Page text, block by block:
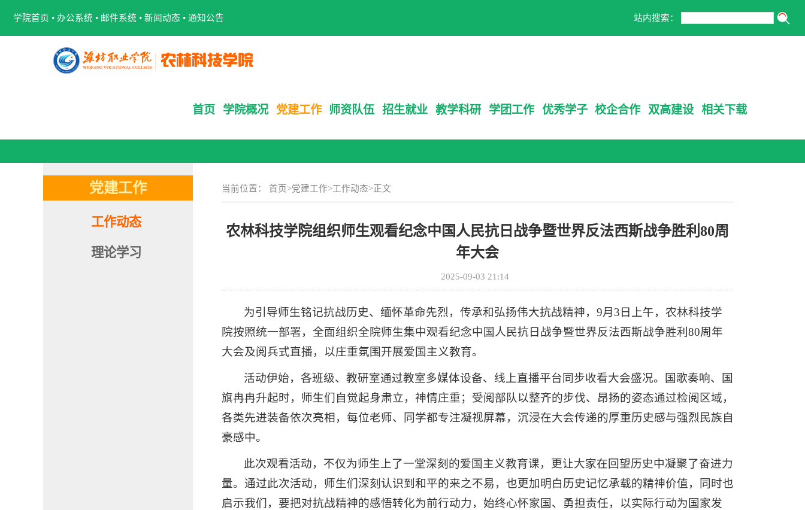
学院首页 • 办公系统 • 邮件系统 • 新闻动态 • 通知公告 站内搜索：
首页 学院概况 党建工作 师资队伍 招生就业 教学科研 学团工作 优秀学子 校企合作 双高建设 相关下载
党建工作
工作动态
理论学习
当前位置： 首页>党建工作>工作动态>正文
农林科技学院组织师生观看纪念中国人民抗日战争暨世界反法西斯战争胜利80周
年大会
2025-09-03 21:14
为引导师生铭记抗战历史、缅怀革命先烈，传承和弘扬伟大抗战精神，9月3日上午，农林科技学
院按照统一部署，全面组织全院师生集中观看纪念中国人民抗日战争暨世界反法西斯战争胜利80周年
大会及阅兵式直播，以庄重氛围开展爱国主义教育。
活动伊始，各班级、教研室通过教室多媒体设备、线上直播平台同步收看大会盛况。国歌奏响、国
旗冉冉升起时，师生们自觉起身肃立，神情庄重；受阅部队以整齐的步伐、昂扬的姿态通过检阅区域，
各类先进装备依次亮相，每位老师、同学都专注凝视屏幕，沉浸在大会传递的厚重历史感与强烈民族自
豪感中。
此次观看活动，不仅为师生上了一堂深刻的爱国主义教育课，更让大家在回望历史中凝聚了奋进力
量。通过此次活动，师生们深刻认识到和平的来之不易，也更加明白历史记忆承载的精神价值，同时也
启示我们，要把对抗战精神的感悟转化为前行动力，始终心怀家国、勇担责任，以实际行动为国家发